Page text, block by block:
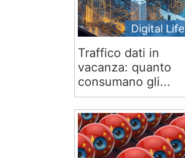
Digital Life
Traffico dati in
vacanza: quanto
consumano gli...